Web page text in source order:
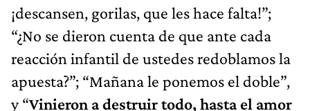
¡descansen, gorilas, que les hace falta!”;
“¿No se dieron cuenta de que ante cada
reacción infantil de ustedes redoblamos la
apuesta?”; “Mañana le ponemos el doble”,
y “Vinieron a destruir todo, hasta el amor